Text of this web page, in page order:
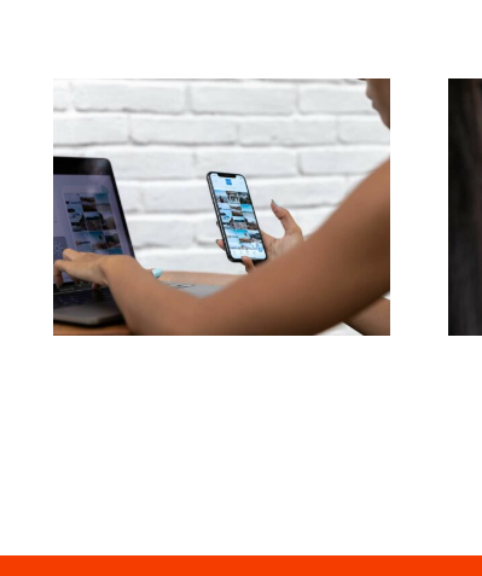
Die drei besten
Plattformen für Ideen
zu nutzergenerierten
Inhalten (UGC)